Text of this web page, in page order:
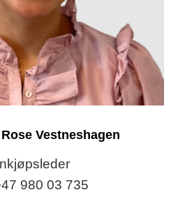
Vestneshagen
980 03 735